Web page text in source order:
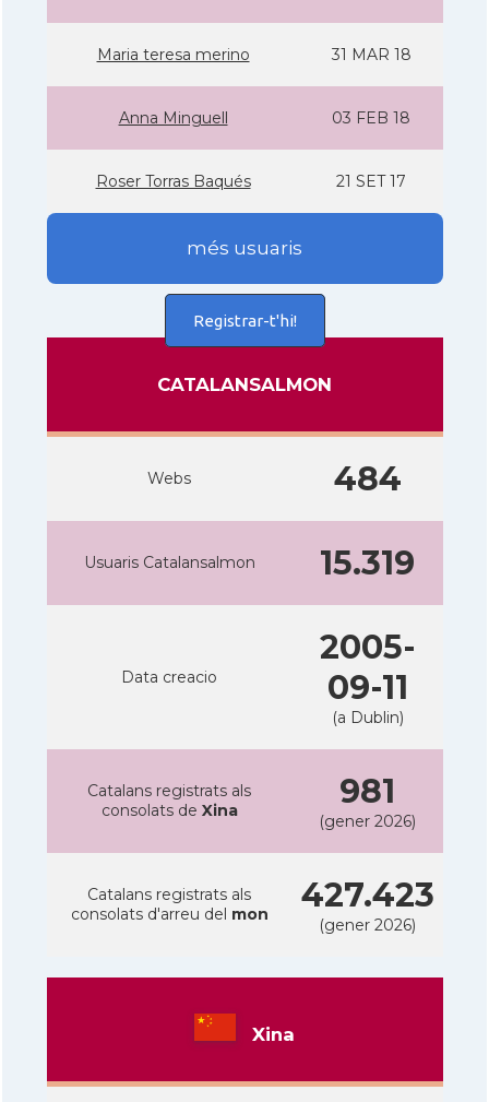
Maria teresa merino 31 MAR 18
Anna Minguell 03 FEB 18
Roser Torras Baqués 21 SET 17
més usuaris
Registrar-t'hi!
CATALANSALMON
Webs 484
Usuaris Catalansalmon 15.319
Data creacio
2005-
09-11
(a Dublin)
Catalans registrats als
consolats de Xina 981
(gener 2026)
Catalans registrats als
consolats d'arreu del mon 427.423
(gener 2026)
Xina